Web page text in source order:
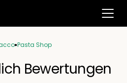
Pasta Shop
Bewertungen